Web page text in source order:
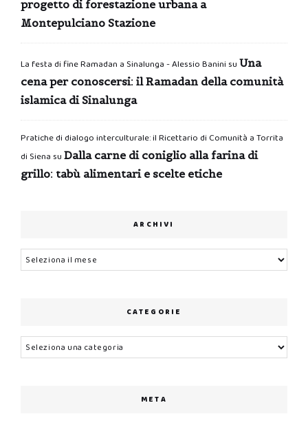
progetto di forestazione urbana a
Montepulciano Stazione
La festa di fine Ramadan a Sinalunga - Alessio Banini su Una
cena per conoscersi: il Ramadan della comunità
islamica di Sinalunga
Pratiche di dialogo interculturale: il Ricettario di Comunità a Torrita
di Siena su Dalla carne di coniglio alla farina di
grillo: tabù alimentari e scelte etiche
ARCHIVI
Archivi
CATEGORIE
Categorie
META